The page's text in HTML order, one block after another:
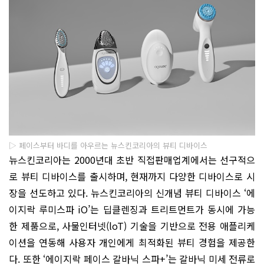
▷ 페이스부터 바디를 아우르는 뉴스킨코리아의 뷰티 디바이스
뉴스킨코리아는 2000년대 초반 직접판매업계에서는 선구적으
로 뷰티 디바이스를 출시하며, 현재까지 다양한 디바이스로 시
장을 선도하고 있다. 뉴스킨코리아의 신개념 뷰티 디바이스 ‘에
이지락 루미스파 iO’는 딥클렌징과 트리트먼트가 동시에 가능
한 제품으로, 사물인터넷(loT) 기술을 기반으로 전용 애플리케
이션을 연동해 사용자 개인에게 최적화된 뷰티 경험을 제공한
다. 또한 ‘에이지락 페이스 갈바닉 스파+’는 갈바닉 미세 전류로